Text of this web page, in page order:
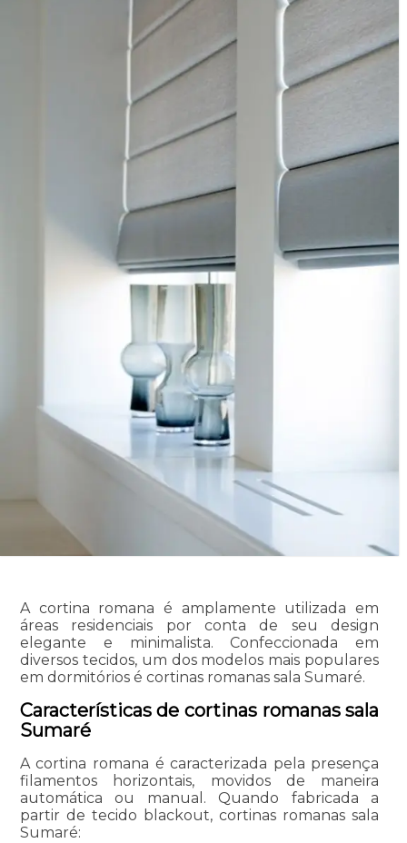
A cortina romana é amplamente utilizada em
áreas residenciais por conta de seu design
elegante e minimalista. Confeccionada em
diversos tecidos, um dos modelos mais populares
em dormitórios é cortinas romanas sala Sumaré.
Características de cortinas romanas sala
Sumaré
A cortina romana é caracterizada pela presença
filamentos horizontais, movidos de maneira
automática ou manual. Quando fabricada a
partir de tecido blackout, cortinas romanas sala
Sumaré: